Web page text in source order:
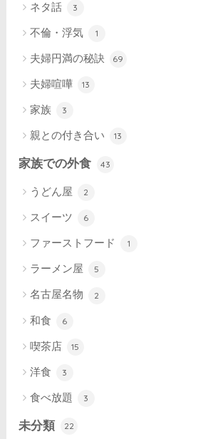
ネタ話 3
不倫・浮気 1
夫婦円満の秘訣 69
夫婦喧嘩 13
家族 3
親との付き合い 13
家族での外食 43
うどん屋 2
スイーツ 6
ファーストフード 1
ラーメン屋 5
名古屋名物 2
和食 6
喫茶店 15
洋食 3
食べ放題 3
未分類 22